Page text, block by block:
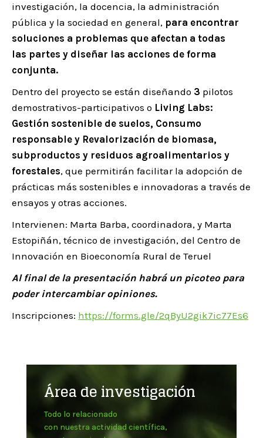
investigación, la docencia, la administración
pública y la sociedad en general, para encontrar
soluciones a problemas que afectan a todas
las partes y diseñar las acciones de forma
conjunta.
Dentro del proyecto se están diseñando 3 pilotos
demostrativos-participativos o Living Labs:
Gestión sostenible de suelos, Consumo
responsable y Revalorización de biomasa,
subproductos y residuos agroalimentarios y
forestales, que permitirán facilitar la adopción de
prácticas más sostenibles e innovadoras a través de
ensayos y otras acciones.
Intervienen: Marta Barba, coordinadora, y Marta
Estopiñán, técnico de investigación, del Centro de
Innovación en Bioeconomía Rural de Teruel
Al final de la presentación habrá un picoteo para
poder intercambiar opiniones.
Inscripciones: https://forms.gle/2qByU2gik7ic77Es6
Área de investigación
Todo lo relacionado
con nuestra actividad científica,